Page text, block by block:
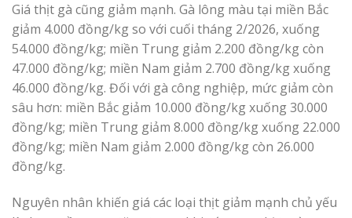
Giá thịt gà cũng giảm mạnh. Gà lông màu tại miền Bắc
giảm 4.000 đồng/kg so với cuối tháng 2/2026, xuống
54.000 đồng/kg; miền Trung giảm 2.200 đồng/kg còn
47.000 đồng/kg; miền Nam giảm 2.700 đồng/kg xuống
46.000 đồng/kg. Đối với gà công nghiệp, mức giảm còn
sâu hơn: miền Bắc giảm 10.000 đồng/kg xuống 30.000
đồng/kg; miền Trung giảm 8.000 đồng/kg xuống 22.000
đồng/kg; miền Nam giảm 2.000 đồng/kg còn 26.000
đồng/kg.
Nguyên nhân khiến giá các loại thịt giảm mạnh chủ yếu